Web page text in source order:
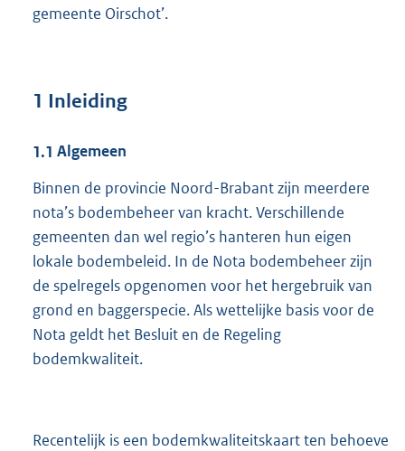
gemeente Oirschot’.
1 Inleiding
1.1 Algemeen
Binnen de provincie Noord-Brabant zijn meerdere
nota’s bodembeheer van kracht. Verschillende
gemeenten dan wel regio’s hanteren hun eigen
lokale bodembeleid. In de Nota bodembeheer zijn
de spelregels opgenomen voor het hergebruik van
grond en baggerspecie. Als wettelijke basis voor de
Nota geldt het Besluit en de Regeling
bodemkwaliteit.
Recentelijk is een bodemkwaliteitskaart ten behoeve